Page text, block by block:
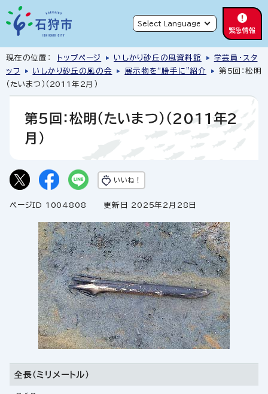
緊急情報
現在の位置： トップページ いしかり砂丘の風資料館
学芸員・スタ
ッフ
いしかり砂丘の風の会 展示物を“勝手に”紹介
第5回：松明
（たいまつ）（2011年2月）
第5回：松明（たいまつ）（2011年2
月）
いいね！
ページID 1004808 更新日 2025年2月28日
全長（ミリメートル）